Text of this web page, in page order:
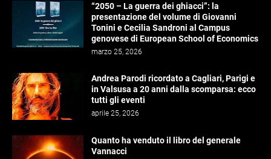
“2050 – La guerra dei ghiacci”: la
presentazione del volume di Giovanni
Tonini e Cecilia Sandroni al Campus
genovese di European School of Economics
marzo 25, 2026
Andrea Parodi ricordato a Cagliari, Parigi e
in Valsusa a 20 anni dalla scomparsa: ecco
tutti gli eventi
aprile 25, 2026
Quanto ha venduto il libro del generale
Vannacci